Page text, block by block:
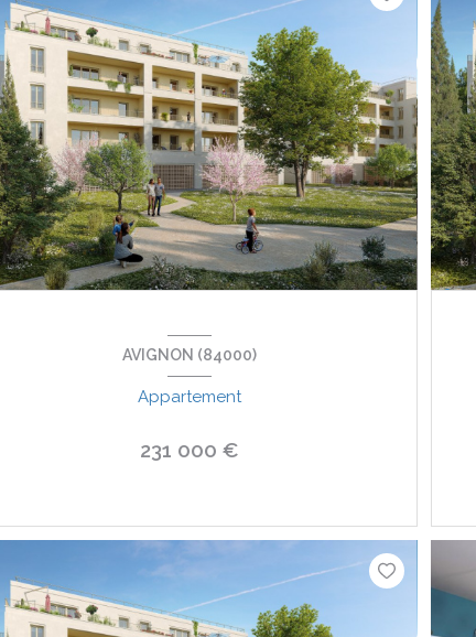
AVIGNON (84000)
Appartement
231 000 €